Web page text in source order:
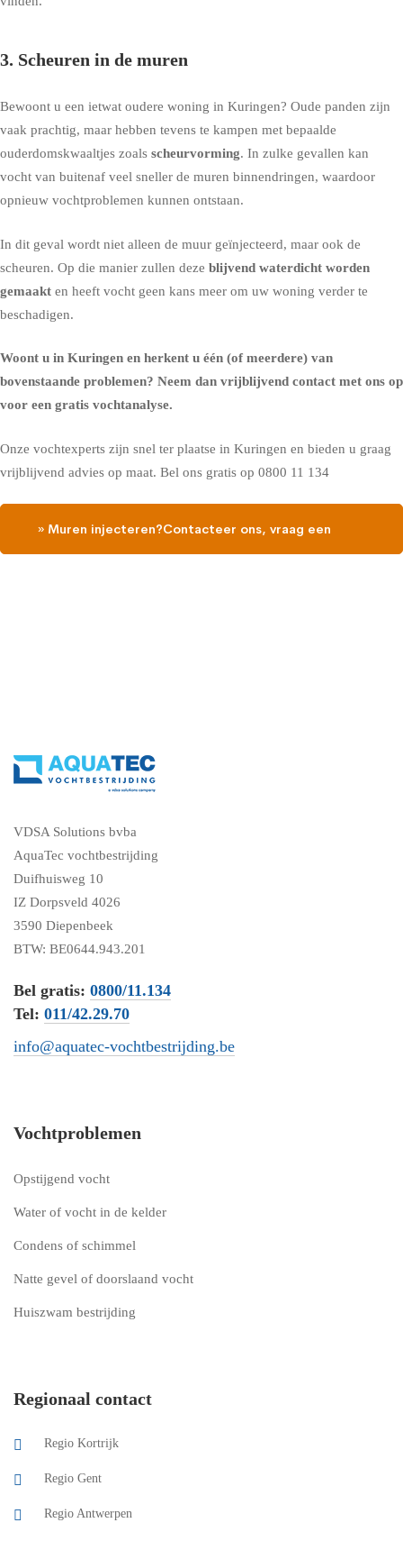
3. Scheuren in de muren
Bewoont u een ietwat oudere woning in Kuringen? Oude panden zijn
vaak prachtig, maar hebben tevens te kampen met bepaalde
ouderdomskwaaltjes zoals scheurvorming. In zulke gevallen kan
vocht van buitenaf veel sneller de muren binnendringen, waardoor
opnieuw vochtproblemen kunnen ontstaan.
In dit geval wordt niet alleen de muur geïnjecteerd, maar ook de
scheuren. Op die manier zullen deze blijvend waterdicht worden
gemaakt en heeft vocht geen kans meer om uw woning verder te
beschadigen.
Woont u in Kuringen en herkent u één (of meerdere) van
bovenstaande problemen? Neem dan vrijblijvend contact met ons op
voor een gratis vochtanalyse.
Onze vochtexperts zijn snel ter plaatse in Kuringen en bieden u graag
vrijblijvend advies op maat. Bel ons gratis op 0800 11 134
» Muren injecteren?Contacteer ons, vraag een
VDSA Solutions bvba
AquaTec vochtbestrijding
Duifhuisweg 10
IZ Dorpsveld 4026
3590 Diepenbeek
BTW: BE0644.943.201
Bel gratis: 0800/11.134
Tel: 011/42.29.70
info@aquatec-vochtbestrijding.be
Vochtproblemen
Opstijgend vocht
Water of vocht in de kelder
Condens of schimmel
Natte gevel of doorslaand vocht
Huiszwam bestrijding
Regionaal contact
Regio Kortrijk
Regio Gent
Regio Antwerpen